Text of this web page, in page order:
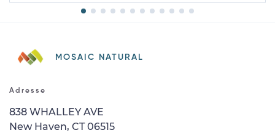
MOSAIC NATURAL
Adresse
838 WHALLEY AVE
New Haven, CT 06515